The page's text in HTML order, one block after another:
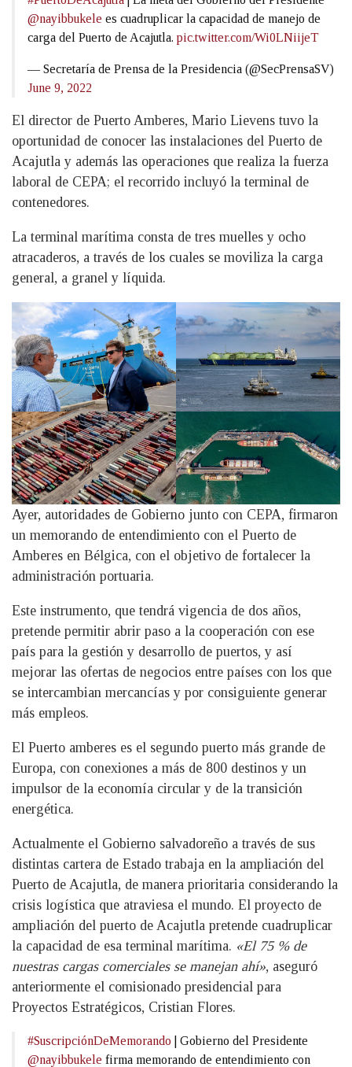
@nayibbukele es cuadruplicar la capacidad de manejo de
carga del Puerto de Acajutla. pic.twitter.com/Wi0LNiijeT
— Secretaría de Prensa de la Presidencia (@SecPrensaSV)
June 9, 2022
El director de Puerto Amberes, Mario Lievens tuvo la
oportunidad de conocer las instalaciones del Puerto de
Acajutla y además las operaciones que realiza la fuerza
laboral de CEPA; el recorrido incluyó la terminal de
contenedores.
La terminal marítima consta de tres muelles y ocho
atracaderos, a través de los cuales se moviliza la carga
general, a granel y líquida.
Ayer, autoridades de Gobierno junto con CEPA, firmaron
un memorando de entendimiento con el Puerto de
Amberes en Bélgica, con el objetivo de fortalecer la
administración portuaria.
Este instrumento, que tendrá vigencia de dos años,
pretende permitir abrir paso a la cooperación con ese
país para la gestión y desarrollo de puertos, y así
mejorar las ofertas de negocios entre países con los que
se intercambian mercancías y por consiguiente generar
más empleos.
El Puerto amberes es el segundo puerto más grande de
Europa, con conexiones a más de 800 destinos y un
impulsor de la economía circular y de la transición
energética.
Actualmente el Gobierno salvadoreño a través de sus
distintas cartera de Estado trabaja en la ampliación del
Puerto de Acajutla, de manera prioritaria considerando la
crisis logística que atraviesa el mundo. El proyecto de
ampliación del puerto de Acajutla pretende cuadruplicar
la capacidad de esa terminal marítima. «El 75 % de
nuestras cargas comerciales se manejan ahí», aseguró
anteriormente el comisionado presidencial para
Proyectos Estratégicos, Cristian Flores.
#SuscripciónDeMemorando | Gobierno del Presidente
@nayibbukele firma memorando de entendimiento con